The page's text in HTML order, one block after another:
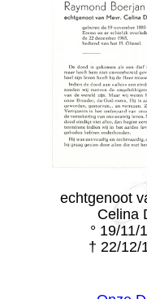
echtgenoot
Celina
° 19/11/
† 22/12/